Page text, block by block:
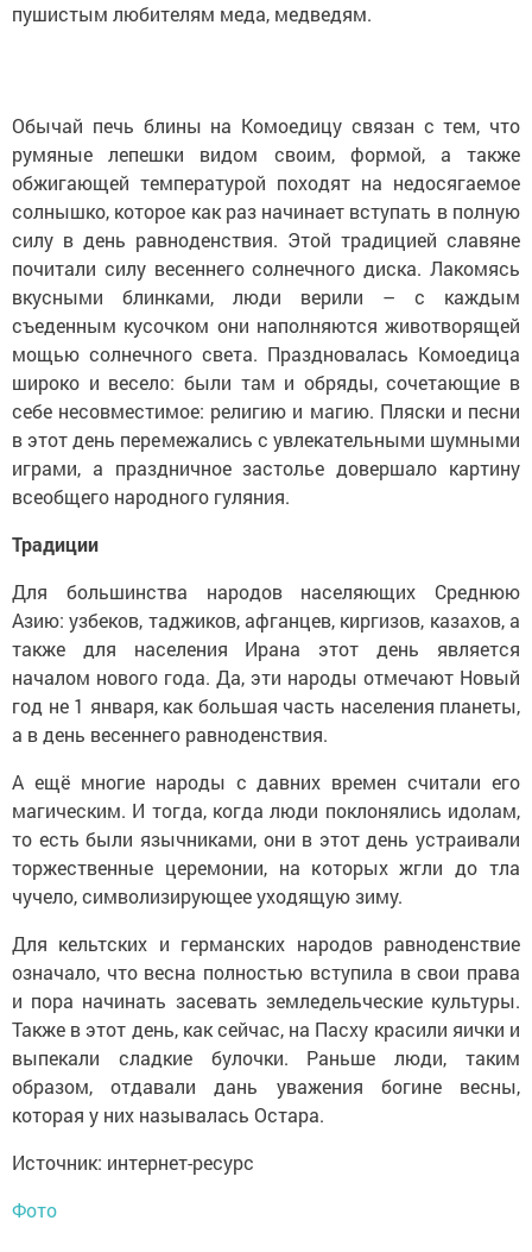
пушистым любителям меда, медведям.
Обычай печь блины на Комоедицу связан с тем, что
румяные лепешки видом своим, формой, а также
обжигающей температурой походят на недосягаемое
солнышко, которое как раз начинает вступать в полную
силу в день равноденствия. Этой традицией славяне
почитали силу весеннего солнечного диска. Лакомясь
вкусными блинками, люди верили – с каждым
съеденным кусочком они наполняются животворящей
мощью солнечного света. Праздновалась Комоедица
широко и весело: были там и обряды, сочетающие в
себе несовместимое: религию и магию. Пляски и песни
в этот день перемежались с увлекательными шумными
играми, а праздничное застолье довершало картину
всеобщего народного гуляния.
Традиции
Для большинства народов населяющих Среднюю
Азию: узбеков, таджиков, афганцев, киргизов, казахов, а
также для населения Ирана этот день является
началом нового года. Да, эти народы отмечают Новый
год не 1 января, как большая часть населения планеты,
а в день весеннего равноденствия.
А ещё многие народы с давних времен считали его
магическим. И тогда, когда люди поклонялись идолам,
то есть были язычниками, они в этот день устраивали
торжественные церемонии, на которых жгли до тла
чучело, символизирующее уходящую зиму.
Для кельтских и германских народов равноденствие
означало, что весна полностью вступила в свои права
и пора начинать засевать земледельческие культуры.
Также в этот день, как сейчас, на Пасху красили яички и
выпекали сладкие булочки. Раньше люди, таким
образом, отдавали дань уважения богине весны,
которая у них называлась Остара.
Источник: интернет-ресурс
Фото